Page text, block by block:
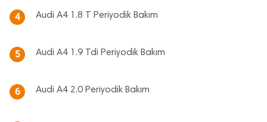
4 Audi A4 1.8 T Periyodik Bakım
5 Audi A4 1.9 Tdi Periyodik Bakım
6 Audi A4 2.0 Periyodik Bakım